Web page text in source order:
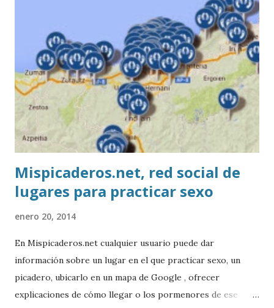
Mispicaderos.net, red social de
lugares para practicar sexo
enero 20, 2014
En Mispicaderos.net cualquier usuario puede dar
información sobre un lugar en el que practicar sexo, un
picadero, ubicarlo en un mapa de Google , ofrecer
explicaciones de cómo llegar o los pormenores de ese